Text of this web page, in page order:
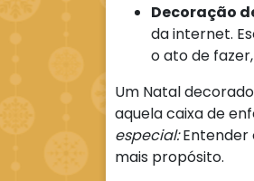
Decoração
da internet.
o ato de
Um Natal
aquela caixa de
especial:Entender
mais propósito.